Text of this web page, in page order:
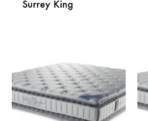
Surrey King
LISTU
ŽELJA